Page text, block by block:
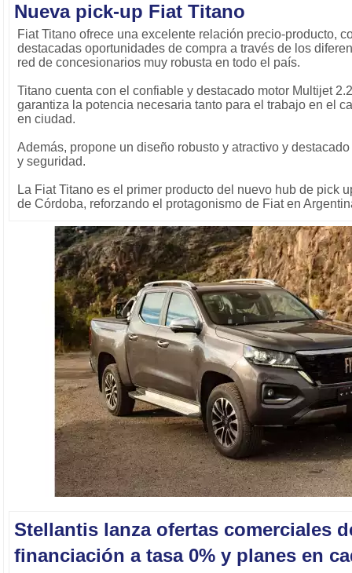
Nueva pick-up Fiat Titano
Fiat Titano ofrece una excelente relación precio-producto,
destacadas oportunidades de compra a través de los
red de concesionarios muy robusta en todo el país.
Titano cuenta con el confiable y destacado motor Multijet
garantiza la potencia necesaria tanto para el trabajo en el
en ciudad.
Además, propone un diseño robusto y atractivo y
y seguridad.
La Fiat Titano es el primer producto del nuevo hub de pick
de Córdoba, reforzando el protagonismo de Fiat en
Stellantis lanza ofertas comerciales
financiación a tasa 0% y planes en